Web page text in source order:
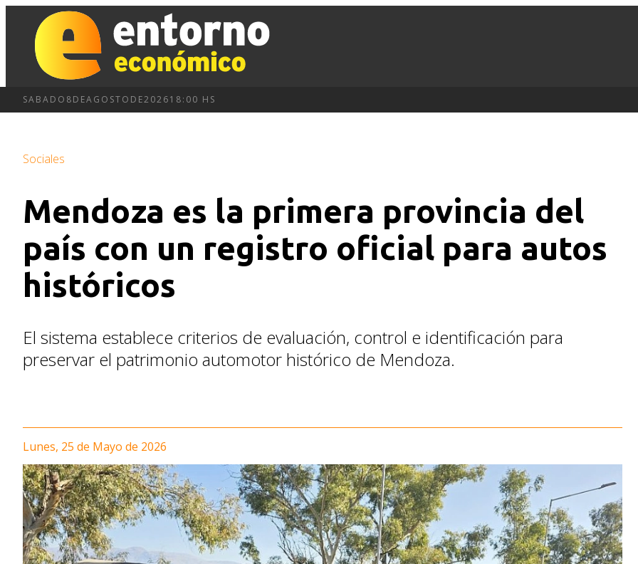
SABADO 8DEAGOSTO DE202618:00 HS
Sociales
Mendoza es la primera provincia del
país con un registro oficial para autos
históricos
El sistema establece criterios de evaluación, control e identificación para
preservar el patrimonio automotor histórico de Mendoza.
Lunes, 25 de Mayo de 2026